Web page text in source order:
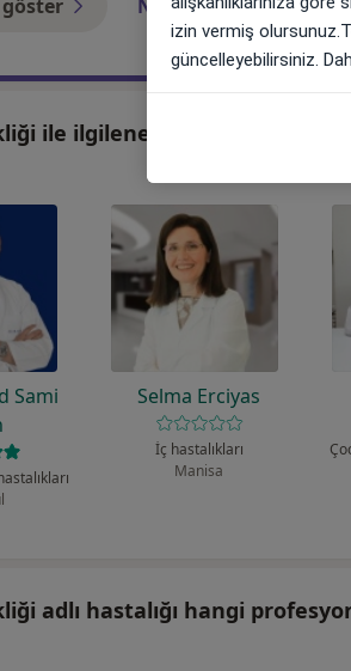
Nasıl çalışır?
ile ilgilenen uzmanlardan
Sami
Selma Erciyas
İç hastalıkları
Manisa
adlı hastalığı hangi
izin vermiş
güncelleyebilirsiniz.